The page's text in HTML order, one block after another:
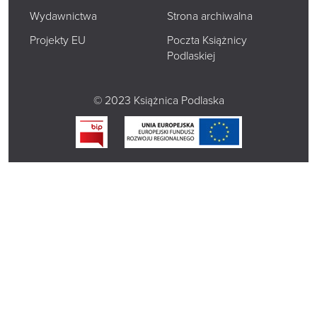
Wydawnictwa
Projekty EU
Strona archiwalna
Poczta Książnicy
Podlaskiej
© 2023 Książnica Podlaska